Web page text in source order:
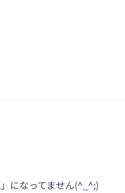
になってません(^_^;)